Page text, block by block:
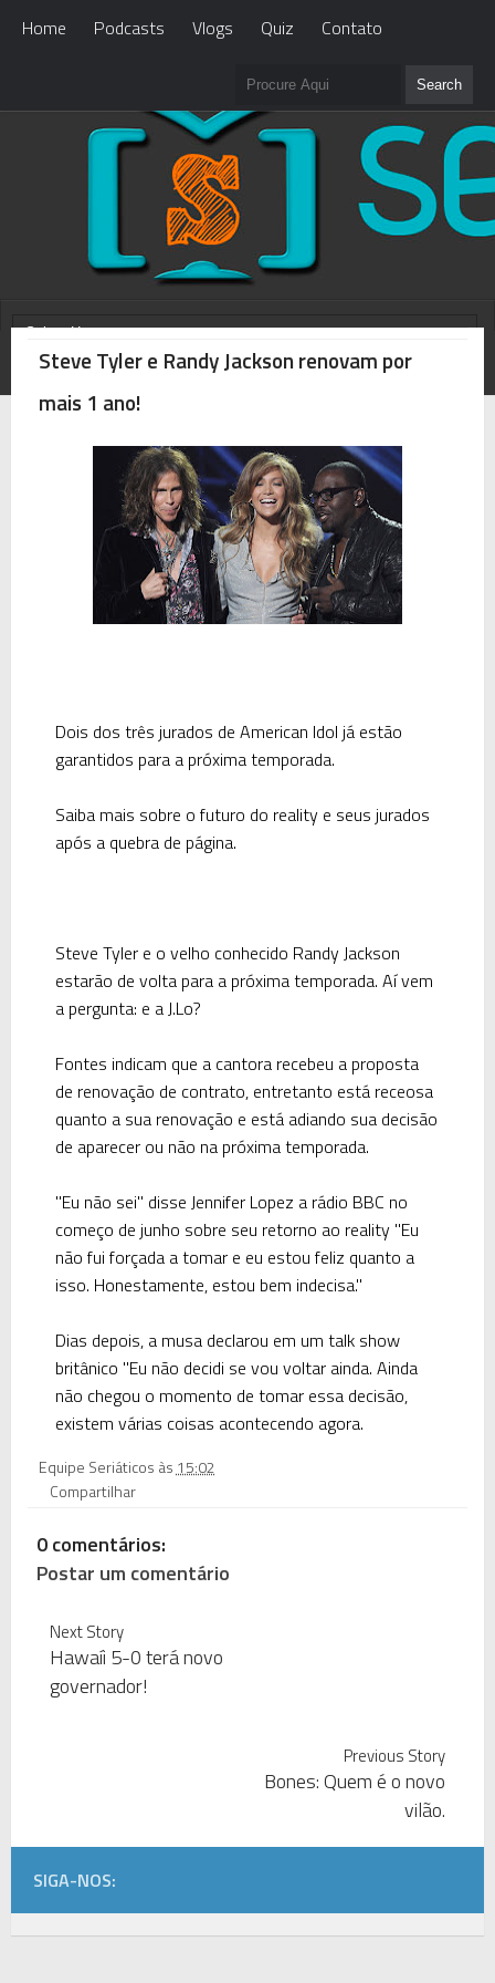
Home Podcasts Vlogs Quiz Contato
WHAT'S NEW? Loading...
Steve Tyler e Randy Jackson renovam por
mais 1 ano!
Dois dos três jurados de American Idol já estão
garantidos para a próxima temporada.
Saiba mais sobre o futuro do reality e seus jurados
após a quebra de página.
Steve Tyler e o velho conhecido Randy Jackson
estarão de volta para a próxima temporada. Aí vem
a pergunta: e a J.Lo?
Fontes indicam que a cantora recebeu a proposta
de renovação de contrato, entretanto está receosa
quanto a sua renovação e está adiando sua decisão
de aparecer ou não na próxima temporada.
"Eu não sei" disse Jennifer Lopez a rádio BBC no
começo de junho sobre seu retorno ao reality "Eu
não fui forçada a tomar e eu estou feliz quanto a
isso. Honestamente, estou bem indecisa."
Dias depois, a musa declarou em um talk show
britânico "Eu não decidi se vou voltar ainda. Ainda
não chegou o momento de tomar essa decisão,
existem várias coisas acontecendo agora.
Equipe Seriáticos às 15:02
Compartilhar
0 comentários:
Postar um comentário
Next Story
Hawaíi 5-0 terá novo
governador!
Previous Story
Bones: Quem é o novo
vilão.
SIGA-NOS: